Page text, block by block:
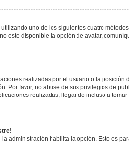
uno de los siguientes cuatro
este disponible la opción de avatar,
realizadas por el usuario o la
Por favor, no abuse de sus privilegios de
realizadas, llegando incluso a
administración habilita la opción. Esto es